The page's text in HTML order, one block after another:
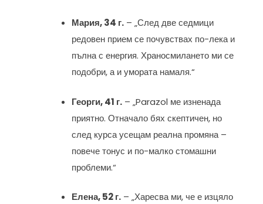
Мария, 34 г. – „След две седмици
редовен прием се почувствах по-лека и
пълна с енергия. Храносмилането ми се
подобри, а и умората намаля.“
Георги, 41 г. – „Parazol ме изненада
приятно. Отначало бях скептичен, но
след курса усещам реална промяна –
повече тонус и по-малко стомашни
проблеми.“
Елена, 52 г. – „Харесва ми, че е изцяло